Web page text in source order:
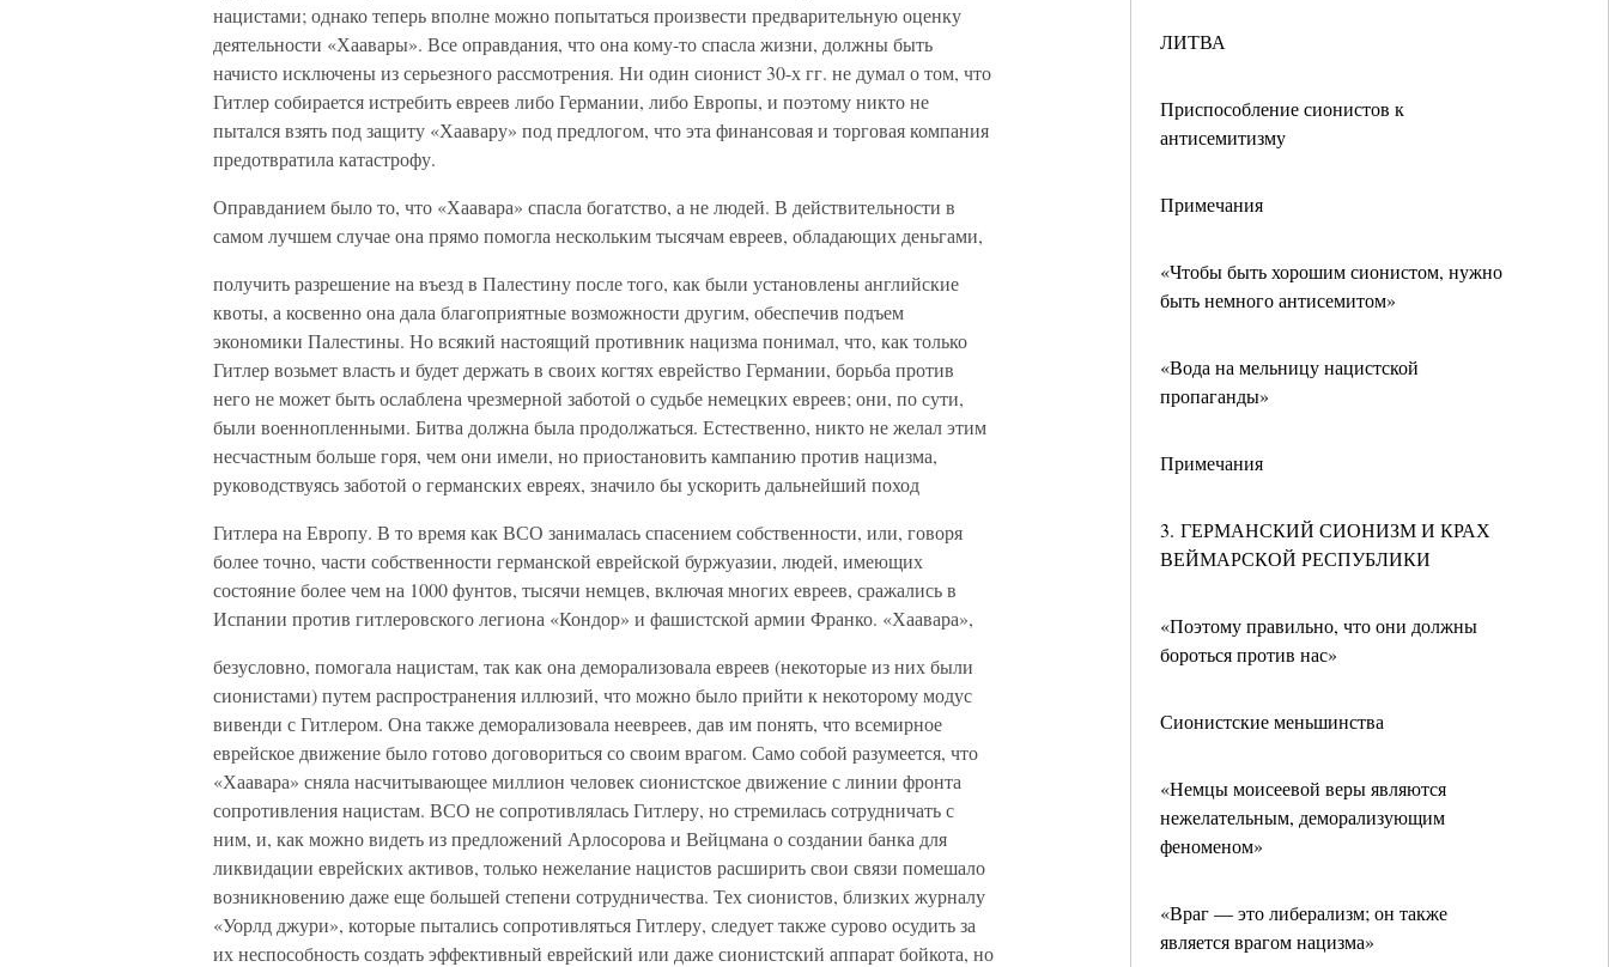
ЛИТВА
Приспособление сионистов к
антисемитизму
Примечания
«Чтобы быть хорошим сионистом, нужно
быть немного антисемитом»
«Вода на мельницу нацистской
пропаганды»
Примечания
3. ГЕРМАНСКИЙ СИОНИЗМ И КРАХ
ВЕЙМАРСКОЙ РЕСПУБЛИКИ
«Поэтому правильно, что они должны
бороться против нас»
Сионистские меньшинства
«Немцы моисеевой веры являются
нежелательным, деморализующим
феноменом»
«Враг — это либерализм; он также
является врагом нацизма»
нацистами; однако теперь вполне можно попытаться произвести предварительную оценку
деятельности «Хаавары». Все оправдания, что она кому-то спасла жизни, должны быть
начисто исключены из серьезного рассмотрения. Ни один сионист 30-х гг. не думал о том, что
Гитлер собирается истребить евреев либо Германии, либо Европы, и поэтому никто не
пытался взять под защиту «Хаавару» под предлогом, что эта финансовая и торговая компания
предотвратила катастрофу.
Оправданием было то, что «Хаавара» спасла богатство, а не людей. В действительности в
самом лучшем случае она прямо помогла нескольким тысячам евреев, обладающих деньгами,
получить разрешение на въезд в Палестину после того, как были установлены английские
квоты, а косвенно она дала благоприятные возможности другим, обеспечив подъем
экономики Палестины. Но всякий настоящий противник нацизма понимал, что, как только
Гитлер возьмет власть и будет держать в своих когтях еврейство Германии, борьба против
него не может быть ослаблена чрезмерной заботой о судьбе немецких евреев; они, по сути,
были военнопленными. Битва должна была продолжаться. Естественно, никто не желал этим
несчастным больше горя, чем они имели, но приостановить кампанию против нацизма,
руководствуясь заботой о германских евреях, значило бы ускорить дальнейший поход
Гитлера на Европу. В то время как ВСО занималась спасением собственности, или, говоря
более точно, части собственности германской еврейской буржуазии, людей, имеющих
состояние более чем на 1000 фунтов, тысячи немцев, включая многих евреев, сражались в
Испании против гитлеровского легиона «Кондор» и фашистской армии Франко. «Хаавара»,
безусловно, помогала нацистам, так как она деморализовала евреев (некоторые из них были
сионистами) путем распространения иллюзий, что можно было прийти к некоторому модус
вивенди с Гитлером. Она также деморализовала неевреев, дав им понять, что всемирное
еврейское движение было готово договориться со своим врагом. Само собой разумеется, что
«Хаавара» сняла насчитывающее миллион человек сионистское движение с линии фронта
сопротивления нацистам. ВСО не сопротивлялась Гитлеру, но стремилась сотрудничать с
ним, и, как можно видеть из предложений Арлосорова и Вейцмана о создании банка для
ликвидации еврейских активов, только нежелание нацистов расширить свои связи помешало
возникновению даже еще большей степени сотрудничества. Тех сионистов, близких журналу
«Уорлд джури», которые пытались сопротивляться Гитлеру, следует также сурово осудить за
их неспособность создать эффективный еврейский или даже сионистский аппарат бойкота, но